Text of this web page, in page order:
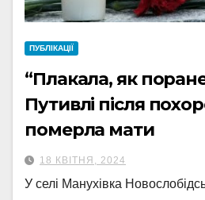
ПУБЛІКАЦІЇ
“Плакала, як
Путивлі після
померла мати
18 КВІТНЯ, 2024
У селі Манухівка